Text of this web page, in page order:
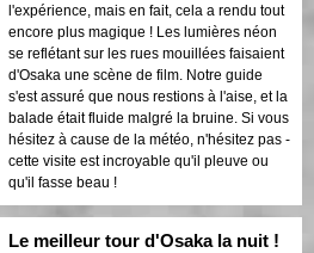
l'expérience, mais en fait, cela a rendu tout
encore plus magique ! Les lumières néon
se reflétant sur les rues mouillées faisaient
d'Osaka une scène de film. Notre guide
s'est assuré que nous restions à l'aise, et la
balade était fluide malgré la bruine. Si vous
hésitez à cause de la météo, n'hésitez pas -
cette visite est incroyable qu'il pleuve ou
qu'il fasse beau !
Le meilleur tour d'Osaka la nuit !